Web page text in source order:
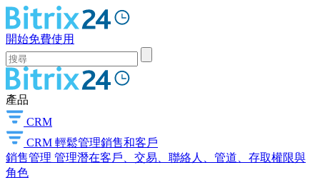
開始免費使用
產品
CRM
CRM 輕鬆管理銷售和客戶
銷售管理 管理潛在客戶、交易、聯絡人、管道、存取權限與
角色